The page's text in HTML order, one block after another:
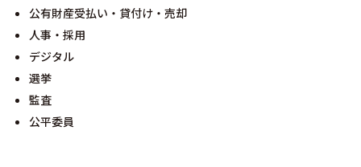
公有財産受払い・貸付け・売却
人事・採用
デジタル
選挙
監査
公平委員